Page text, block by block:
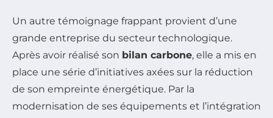
Un autre témoignage frappant provient d’une
grande entreprise du secteur technologique.
Après avoir réalisé son bilan carbone, elle a mis en
place une série d’initiatives axées sur la réduction
de son empreinte énergétique. Par la
modernisation de ses équipements et l’intégration